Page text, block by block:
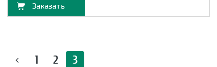
1 2 3